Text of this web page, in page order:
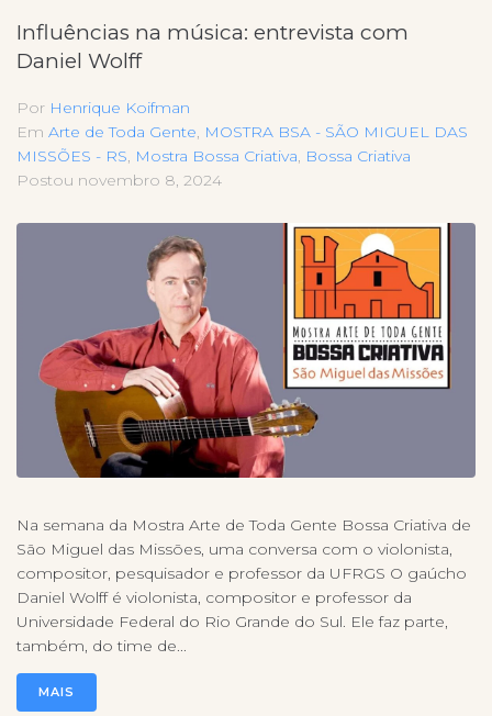
Influências na música: entrevista com
Daniel Wolff
Por Henrique Koifman
Em Arte de Toda Gente, MOSTRA BSA - SÃO MIGUEL DAS
MISSÕES - RS, Mostra Bossa Criativa, Bossa Criativa
Postou novembro 8, 2024
Na semana da Mostra Arte de Toda Gente Bossa Criativa de
São Miguel das Missões, uma conversa com o violonista,
compositor, pesquisador e professor da UFRGS O gaúcho
Daniel Wolff é violonista, compositor e professor da
Universidade Federal do Rio Grande do Sul. Ele faz parte,
também, do time de...
MAIS